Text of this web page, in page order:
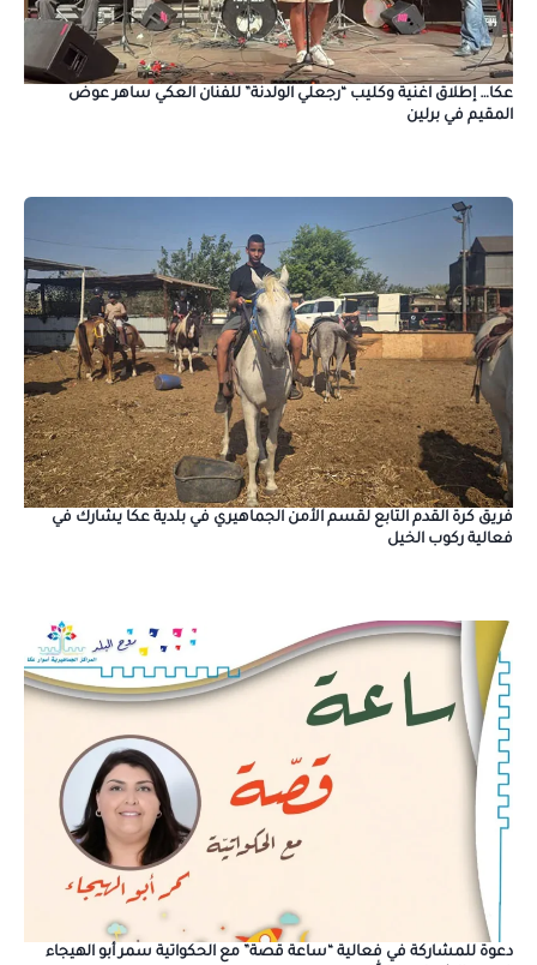
عكا… إطلاق اغنية وكليب “رجعلي الولدنة” للفنان العكي ساهر عوض
المقيم في برلين
فريق كرة القدم التابع لقسم الأمن الجماهيري في بلدية عكا يشارك في
فعالية ركوب الخيل
دعوة للمشاركة في فعالية “ساعة قصة” مع الحكواتية سمر أبو الهيجاء